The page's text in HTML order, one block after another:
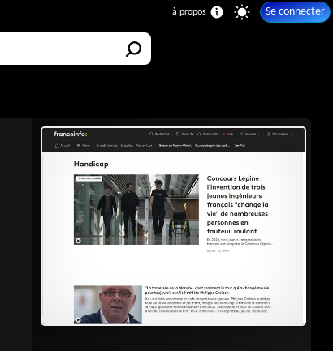
Se connecter